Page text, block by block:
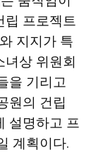
립 프로젝트
지지가 특
녀상 위원회
을 기리고
원의 건립
설명하고 프
계획이다.